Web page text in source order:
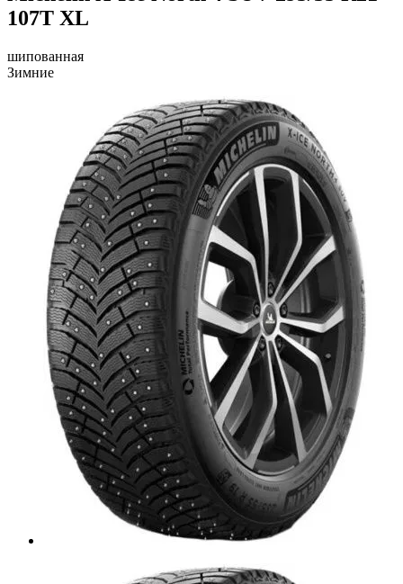
107T XL
шипованная
Зимние